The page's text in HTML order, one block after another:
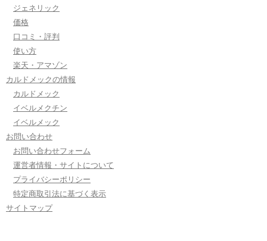
ジェネリック
価格
口コミ・評判
使い方
楽天・アマゾン
カルドメックの情報
カルドメック
イベルメクチン
イベルメック
お問い合わせ
お問い合わせフォーム
運営者情報・サイトについて
プライバシーポリシー
特定商取引法に基づく表示
サイトマップ